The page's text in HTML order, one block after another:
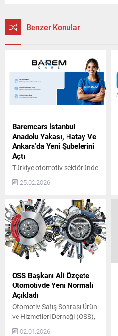
Benzer Konular
Baremcars İstanbul
Anadolu Yakası, Hatay Ve
Ankara’da Yeni Şubelerini
Açtı
Türkiye otomotiv sektöründe
sürdürülebilir hizmet
BaremCars, büyüme
yolculuğunda önemli bir
adım daha attı. Şirket, artan
müşteri talebi ve
operasyonel kapasite
doğrultusunda İstanbul
Anadolu Yakası, Hatay ve
Ankara’da yeni şubelerini
hizmete açtığını duyurdu.
Son yıllarda otomotiv
sektöründe tüketicilerin en
çok önem verdiği konuların
başında güvenilirlik geliyor....
25.02.2026
OSS Başkanı Ali Özçete
Otomotivde Yeni Normali
Açıkladı
Otomotiv Satış Sonrası Ürün
ve Hizmetleri Derneği (OSS),
üyeleri ve sektör
02.01.2026